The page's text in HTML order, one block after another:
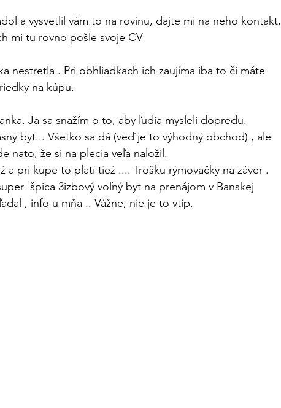
a vysvetlil vám to na rovinu, dajte mi na neho kontakt,
mi tu rovno pošle svoje CV
nestretla . Pri obhliadkach ich zaujíma iba to či máte
na kúpu.
Ja sa snažím o to, aby ľudia mysleli dopredu.
byt... Všetko sa dá (veď je to výhodný obchod) , ale
nato, že si na plecia veľa naložil.
a pri kúpe to platí tiež .... Trošku rýmovačky na záver .
špica 3izbový voľný byt na prenájom v Banskej
, info u mňa .. Vážne, nie je to vtip.